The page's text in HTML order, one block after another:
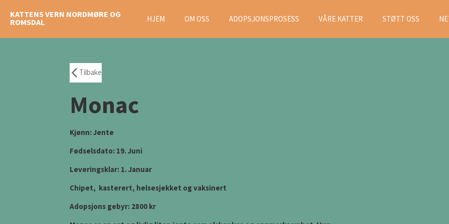
til
KATTENS VERN NORDMØRE OG
ROMSDAL
HJEM OM OSS ADOPSJONSPROSESS VÅRE KATTER STØTT OSS
Tilbake
Monac
Kjønn: Jente
Fødselsdato: 19. Juni
Leveringsklar: 1. Januar
Chipet, kasterert, helsesjekket og vaksinert
Adopsjons gebyr: 2800 kr